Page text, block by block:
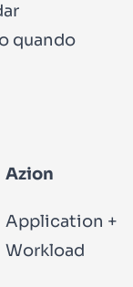
quando
Azion
Application +
Workload